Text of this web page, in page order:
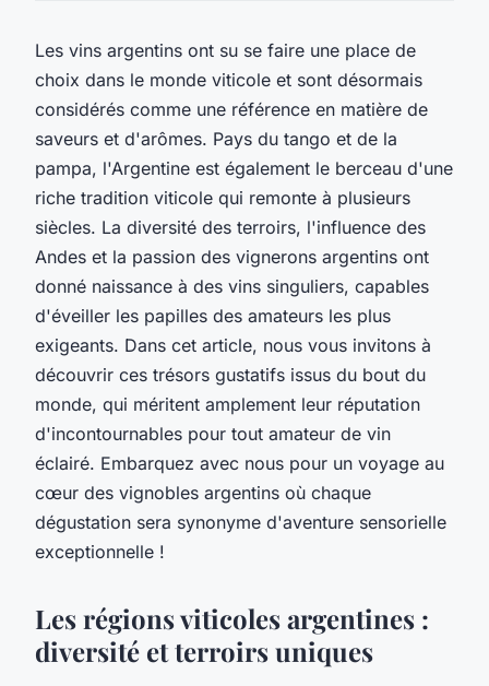
Les vins argentins ont su se faire une place de
choix dans le monde viticole et sont désormais
considérés comme une référence en matière de
saveurs et d'arômes. Pays du tango et de la
pampa, l'Argentine est également le berceau d'une
riche tradition viticole qui remonte à plusieurs
siècles. La diversité des terroirs, l'influence des
Andes et la passion des vignerons argentins ont
donné naissance à des vins singuliers, capables
d'éveiller les papilles des amateurs les plus
exigeants. Dans cet article, nous vous invitons à
découvrir ces trésors gustatifs issus du bout du
monde, qui méritent amplement leur réputation
d'incontournables pour tout amateur de vin
éclairé. Embarquez avec nous pour un voyage au
cœur des vignobles argentins où chaque
dégustation sera synonyme d'aventure sensorielle
exceptionnelle !
Les régions viticoles argentines :
diversité et terroirs uniques